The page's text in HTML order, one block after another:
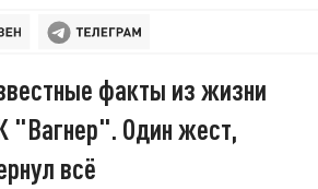
факты из жизни
"Вагнер". Один жест,
всё